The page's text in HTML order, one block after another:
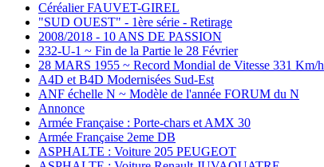
Céréalier FAUVET-GIREL
"SUD OUEST" - 1ère série - Retirage
2008/2018 - 10 ANS DE PASSION
232-U-1 ~ Fin de la Partie le 28 Février
28 MARS 1955 ~ Record Mondial de Vitesse 331 Km/h
A4D et B4D Modernisées Sud-Est
ANF échelle N ~ Modèle de l'année FORUM du N
Annonce
Armée Française : Porte-chars et AMX 30
Armée Française 2eme DB
ASPHALTE : Voiture 205 PEUGEOT